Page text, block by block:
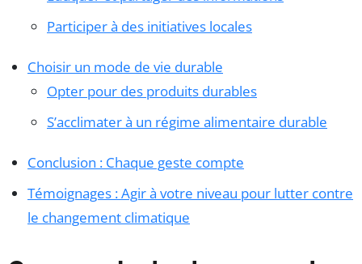
Participer à des initiatives locales
Choisir un mode de vie durable
Opter pour des produits durables
S’acclimater à un régime alimentaire durable
Conclusion : Chaque geste compte
Témoignages : Agir à votre niveau pour lutter contre
le changement climatique